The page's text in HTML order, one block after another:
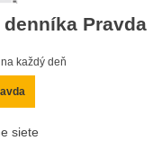
Pravda
každý deň
siete